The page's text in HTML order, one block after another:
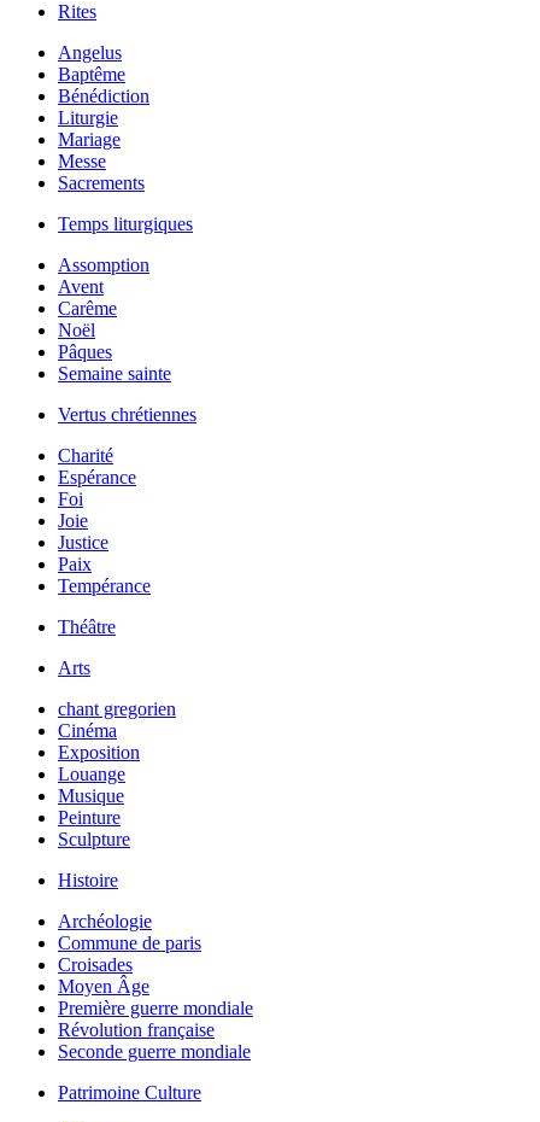
Rites
Angelus
Baptême
Bénédiction
Liturgie
Mariage
Messe
Sacrements
Temps liturgiques
Assomption
Avent
Carême
Noël
Pâques
Semaine sainte
Vertus chrétiennes
Charité
Espérance
Foi
Joie
Justice
Paix
Tempérance
Théâtre
Arts
chant gregorien
Cinéma
Exposition
Louange
Musique
Peinture
Sculpture
Histoire
Archéologie
Commune de paris
Croisades
Moyen Âge
Première guerre mondiale
Révolution française
Seconde guerre mondiale
Patrimoine Culture